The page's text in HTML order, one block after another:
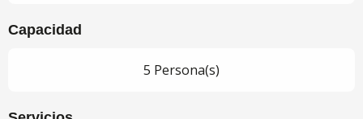
Capacidad
5 Persona(s)